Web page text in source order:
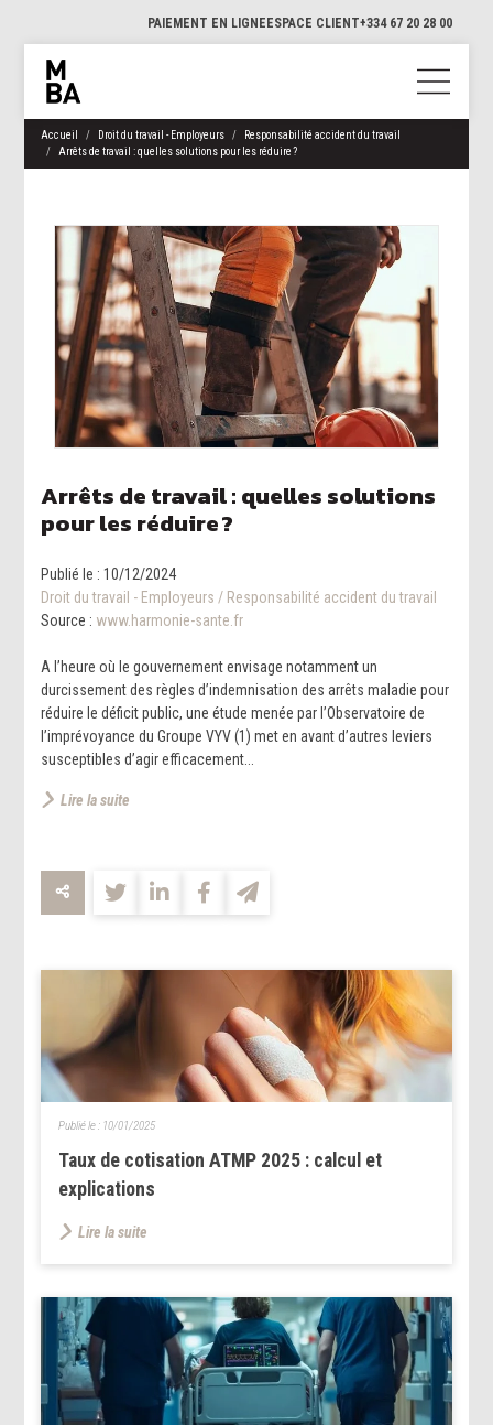
PAIEMENT EN LIGNEESPACE CLIENT+334 67 20 28 00
Accueil Droit du travail - Employeurs
Responsabilité accident du travail
Arrêts de travail : quelles solutions pour les réduire ?
Arrêts de travail : quelles solutions
pour les réduire ?
Publié le :10/12/2024
Droit du travail - Employeurs / Responsabilité accident du travail
Source : www.harmonie-sante.fr
A l’heure où le gouvernement envisage notamment un
durcissement des règles d’indemnisation des arrêts maladie pour
réduire le déficit public, une étude menée par l’Observatoire de
l’imprévoyance du Groupe VYV (1) met en avant d’autres leviers
susceptibles d’agir efficacement...
Lire la suite
Taux de cotisation ATMP 2025 : calcul et
explications
Publié le : 10/01/2025
Lire la suite